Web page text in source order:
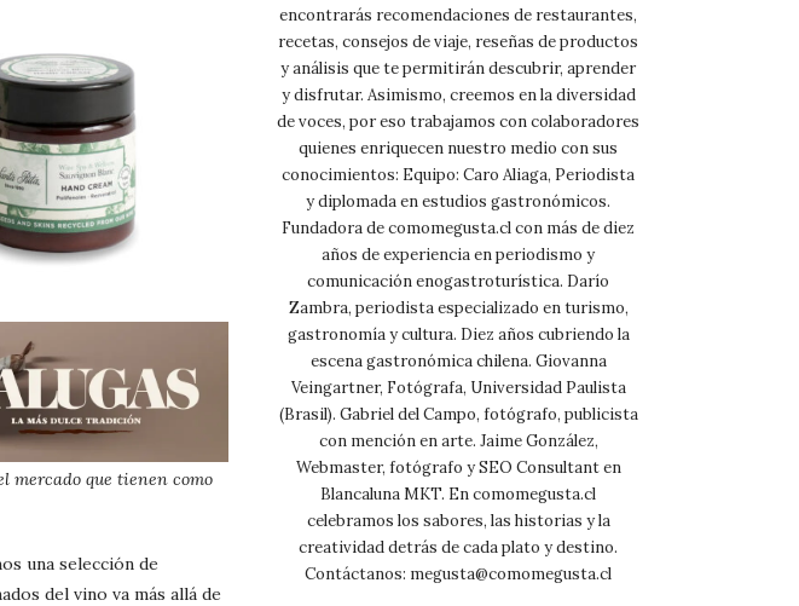
mercado que tienen como
una selección de
del vino va más allá de
encontrarás recomendaciones de restaurantes,
recetas, consejos de viaje, reseñas de productos
y análisis que te permitirán descubrir, aprender
y disfrutar. Asimismo, creemos en la diversidad
de voces, por eso trabajamos con colaboradores
quienes enriquecen nuestro medio con sus
conocimientos: Equipo: Caro Aliaga, Periodista
y diplomada en estudios gastronómicos.
Fundadora de comomegusta.cl con más de diez
años de experiencia en periodismo y
comunicación enogastroturística. Darío
Zambra, periodista especializado en turismo,
gastronomía y cultura. Diez años cubriendo la
escena gastronómica chilena. Giovanna
Veingartner, Fotógrafa, Universidad Paulista
(Brasil). Gabriel del Campo, fotógrafo, publicista
con mención en arte. Jaime González,
Webmaster, fotógrafo y SEO Consultant en
Blancaluna MKT. En comomegusta.cl
celebramos los sabores, las historias y la
creatividad detrás de cada plato y destino.
Contáctanos: megusta@comomegusta.cl